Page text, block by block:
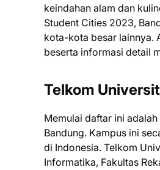
keindahan alam dan
Student Cities 2023,
kota-kota besar lainnya.
beserta informasi detail
Telkom
Memulai daftar ini
Bandung. Kampus ini
di Indonesia. Telkom
Informatika, Fakultas